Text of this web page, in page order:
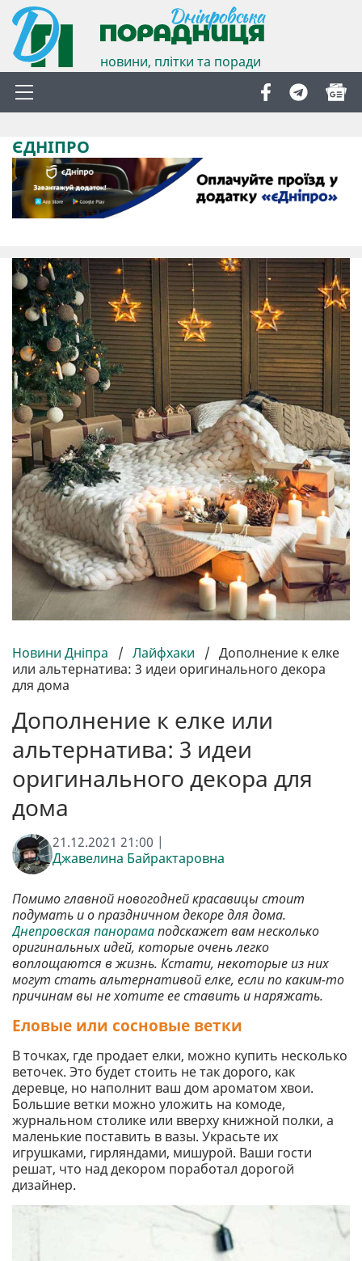
новини, плітки та поради
ЄДНІПРО
Новини Дніпра / Лайфхаки / Дополнение к елке
или альтернатива: 3 идеи оригинального декора
для дома
Дополнение к елке или
альтернатива: 3 идеи
оригинального декора для
дома
21.12.2021 21:00 |
Джавелина Байрактаровна
Помимо главной новогодней красавицы стоит
подумать и о праздничном декоре для дома.
Днепровская панорамаподскажет вам несколько
оригинальных идей, которые очень легко
воплощаются в жизнь. Кстати, некоторые из них
могут стать альтернативой елке, если по каким-то
причинам вы не хотите ее ставить и наряжать.
Еловые или сосновые ветки
В точках, где продает елки, можно купить несколько
веточек. Это будет стоить не так дорого, как
деревце, но наполнит ваш дом ароматом хвои.
Большие ветки можно уложить на комоде,
журнальном столике или вверху книжной полки, а
маленькие поставить в вазы. Украсьте их
игрушками, гирляндами, мишурой. Ваши гости
решат, что над декором поработал дорогой
дизайнер.